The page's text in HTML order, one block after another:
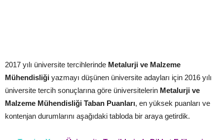
2017 yılı üniversite tercihlerinde Metalurji ve Malzeme
Mühendisliği yazmayı düşünen üniversite adayları için 2016 yılı
üniversite tercih sonuçlarına göre üniversitelerin Metalurji ve
Malzeme Mühendisliği Taban Puanları, en yüksek puanları ve
kontenjan durumlarını aşağıdaki tabloda bir araya getirdik.